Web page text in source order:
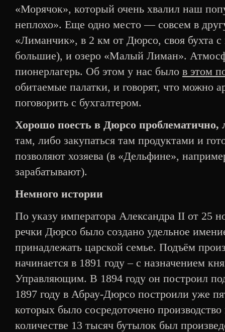
«Морячок», который очень хвалил наш
неплохо». Еще одно место — совсем в
«Лиманчик», в 2 км от Дюрсо, своя бухта
большие), и озеро «Малый Лиман».
пионерлагерь. Об этом у нас было в этом
обитаемые палатки, и говорят, что можно
поговорить с бухгалтером.
Хорошо поесть в Дюрсо проблематично,
там, либо закупаться там продуктами и
позволяют хозяева (в «Дельфине»,
зарабатывают).
Немного истории
По указу императора Александра II от 25
речки Дюрсо было создано удельное
принадлежать царской семье. Подъём
начинается в 1891 году – с назначением
Управляющим. В 1894 году он построил
1897 году в Абрау-Дюрсо построили уже
которых было сосредоточено
количестве 13 тысяч бутылок был